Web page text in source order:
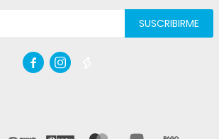
SUSCRIBIRME
 